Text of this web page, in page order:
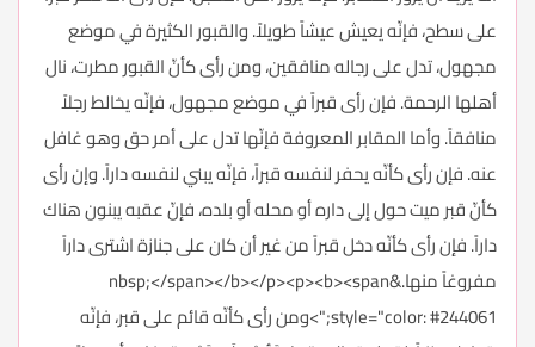
على سطح، فإنّه يعيش عيشاً طويلاً. والقبور الكثيرة في موضع
مجهول، تدل على رجاله منافقين، ومن رأى كأنّ القبور مطرت، نال
أهلها الرحمة. فإن رأى قبراً في موضع مجهول، فإنّه يخالط رجلاً
منافقاً. وأما المقابر المعروفة فإنّها تدل على أمر حق وهو غافل
عنه. فإن رأى كأنّه يحفر لنفسه قبراً، فإنّه يبني لنفسه داراً. وإن رأى
كأنّ قبر ميت حول إلى داره أو محله أو بلده، فإنّ عقبه يبنون هناك
داراً. فإن رأى كأنّه دخل قبراً من غير أن كان على جنازة اشترى داراً
مفروغاً منها.&nbsp;</span></b></p><p><b><span
style="color: #244061;">ومن رأى كأنّه قائم على قبر، فإنّه